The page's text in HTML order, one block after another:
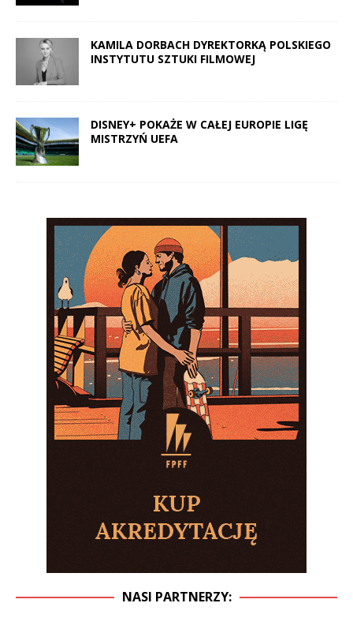
KAMILA DORBACH DYREKTORKĄ POLSKIEGO
INSTYTUTU SZTUKI FILMOWEJ
DISNEY+ POKAŻE W CAŁEJ EUROPIE LIGĘ
MISTRZYŃ UEFA
NASI PARTNERZY: